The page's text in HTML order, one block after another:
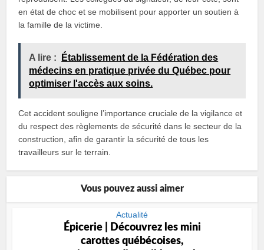
en état de choc et se mobilisent pour apporter un soutien à
la famille de la victime.
A lire :
Établissement de la Fédération des
médecins en pratique privée du Québec pour
optimiser l'accès aux soins.
Cet accident souligne l’importance cruciale de la vigilance et
du respect des règlements de sécurité dans le secteur de la
construction, afin de garantir la sécurité de tous les
travailleurs sur le terrain.
Vous pouvez aussi aimer
Actualité
Épicerie | Découvrez les mini
carottes québécoises,